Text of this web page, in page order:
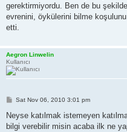
gerektirmiyordu. Ben de bu
evrenini, öykülerini bilme
etti.
Aegron Linwelin
Kullanıcı
P
s
Sat Nov 06, 2010 3:01 pm
Neyse katılmak istemeyen
bilgi verebilir misin acaba ilk ne